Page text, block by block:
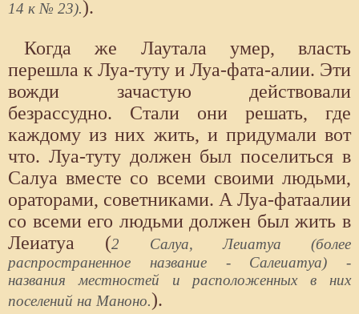
14 к № 23).).
Когда же Лаутала умер, власть
перешла к Луа-туту и Луа-фата-алии. Эти
вожди зачастую действовали
безрассудно. Стали они решать, где
каждому из них жить, и придумали вот
что. Луа-туту должен был поселиться в
Салуа вместе со всеми своими людьми,
ораторами, советниками. А Луа-фатаалии
со всеми его людьми должен был жить в
Леиатуа (2 Салуа, Леиатуа (более
распространенное название - Салеиатуа) -
названия местностей и расположенных в них
поселений на Маноно.).